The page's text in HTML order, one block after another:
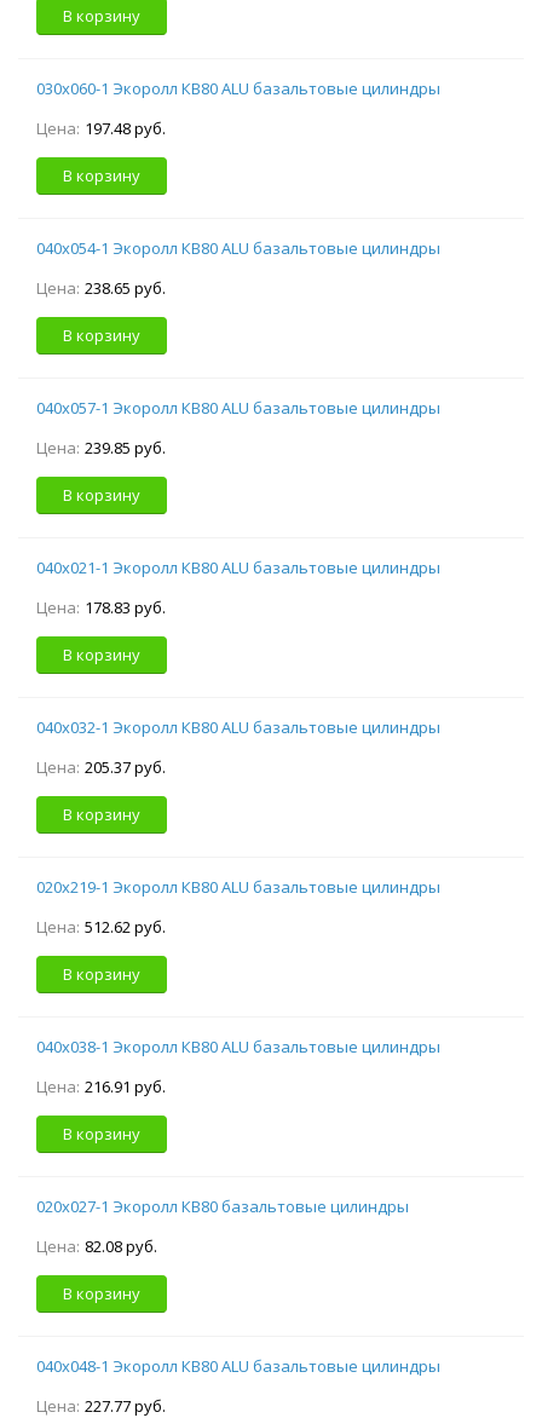
В корзину
030х060-1 Экоролл КВ80 ALU базальтовые цилиндры
Цена: 197.48 руб.
В корзину
040х054-1 Экоролл КВ80 ALU базальтовые цилиндры
Цена: 238.65 руб.
В корзину
040х057-1 Экоролл КВ80 ALU базальтовые цилиндры
Цена: 239.85 руб.
В корзину
040х021-1 Экоролл КВ80 ALU базальтовые цилиндры
Цена: 178.83 руб.
В корзину
040х032-1 Экоролл КВ80 ALU базальтовые цилиндры
Цена: 205.37 руб.
В корзину
020х219-1 Экоролл КВ80 ALU базальтовые цилиндры
Цена: 512.62 руб.
В корзину
040х038-1 Экоролл КВ80 ALU базальтовые цилиндры
Цена: 216.91 руб.
В корзину
020х027-1 Экоролл КВ80 базальтовые цилиндры
Цена: 82.08 руб.
В корзину
040х048-1 Экоролл КВ80 ALU базальтовые цилиндры
Цена: 227.77 руб.